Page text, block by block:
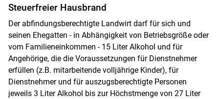
Steuerfreier Hausbrand
Der abfindungsberechtigte Landwirt darf für sich und
seinen Ehegatten - in Abhängigkeit von Betriebsgröße oder
vom Familieneinkommen - 15 Liter Alkohol und für
Angehörige, die die Voraussetzungen für Dienstnehmer
erfüllen (z.B. mitarbeitende volljährige Kinder), für
Dienstnehmer und für auszugsberechtigte Personen
jeweils 3 Liter Alkohol bis zur Höchstmenge von 27 Liter